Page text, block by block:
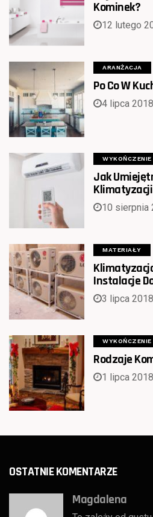
Kominek?
12 lutego
ARANŻACJA
Po Co W
4 lipca 2018
WYKOŃCZENIE
Jak
10 sierpnia
MATERIAŁY
Instalacje
3 lipca 2018
WYKOŃCZENIE
Rodzaje
1 lipca 2018
OSTATNIE KOMENTARZE
Magdalena